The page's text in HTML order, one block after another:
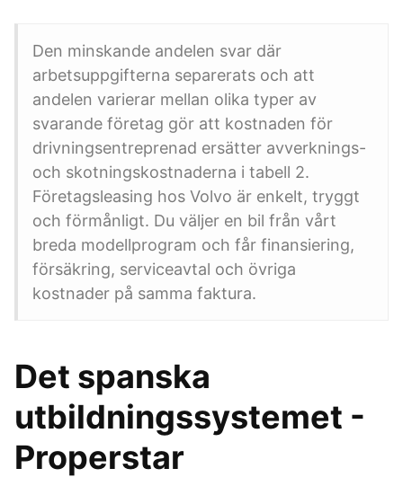
Den minskande andelen svar där
arbetsuppgifterna separerats och att
andelen varierar mellan olika typer av
svarande företag gör att kostnaden för
drivningsentreprenad ersätter avverknings-
och skotningskostnaderna i tabell 2.
Företagsleasing hos Volvo är enkelt, tryggt
och förmånligt. Du väljer en bil från vårt
breda modellprogram och får finansiering,
försäkring, serviceavtal och övriga
kostnader på samma faktura.
Det spanska
utbildningssystemet -
Properstar